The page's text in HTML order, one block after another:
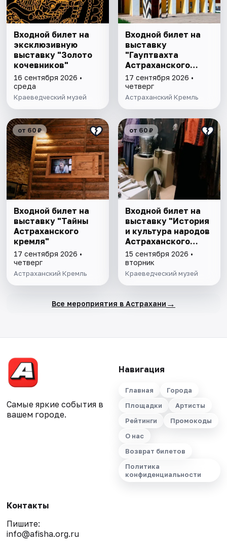
Входной билет на
эксклюзивную
выставку "Золото
кочевников"
16 сентября 2026 •
среда
Краеведческий музей
Входной билет на
выставку
"Гауптвахта
Астраханского
гарнизона. XIX в."
17 сентября 2026 •
четверг
Астраханский Кремль
от 60 ₽
Входной билет на
выставку "Тайны
Астраханского
кремля"
17 сентября 2026 •
четверг
Астраханский Кремль
от 60 ₽
Входной билет на
выставку "История
и культура народов
Астраханского
края"
15 сентября 2026 •
вторник
Краеведческий музей
Все мероприятия в Астрахани →
Самые яркие события в
вашем городе.
Навигация
Главная
Города
Площадки
Артисты
Рейтинги
Промокоды
О нас
Возврат билетов
Политика
конфиденциальности
Контакты
Пишите:
info@afisha.org.ru